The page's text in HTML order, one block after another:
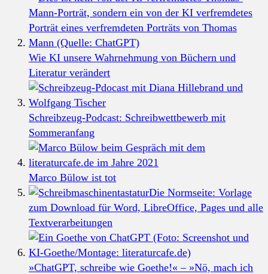
Wie KI unsere Wahrnehmung von Büchern und
Literatur verändert
Schreibzeug-Podcast: Schreibwettbewerb mit
Sommeranfang
Marco Bülow ist tot
Die Normseite: Vorlage
zum Download für Word, LibreOffice, Pages und alle
Textverarbeitungen
»ChatGPT, schreibe wie Goethe!« – »Nö, mach ich